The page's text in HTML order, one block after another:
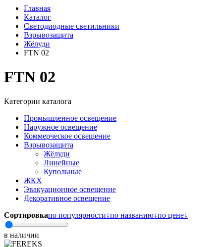
Главная
Каталог
Светодиодные светильники
Взрывозащита
Жёлуди
FTN 02
FTN 02
Категории каталога
Промышленное освещение
Наружное освещение
Коммерческое освещение
Взрывозащита
Жёлуди
Линейные
Купольные
ЖКХ
Эвакуационное освещение
Декоративное освещение
Сортировкапо популярности↓по названию↓по цене↓
в наличии